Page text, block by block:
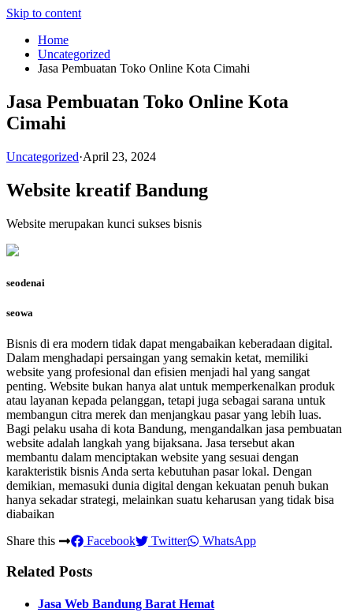
Skip to content
Home
Uncategorized
Jasa Pembuatan Toko Online Kota Cimahi
Jasa Pembuatan Toko Online Kota
Cimahi
Uncategorized·April 23, 2024
Website kreatif Bandung
Website merupakan kunci sukses bisnis
seodenai
seowa
Bisnis di era modern tidak dapat mengabaikan keberadaan digital.
Dalam menghadapi persaingan yang semakin ketat, memiliki
website yang profesional dan efisien menjadi hal yang sangat
penting. Website bukan hanya alat untuk memperkenalkan produk
atau layanan kepada pelanggan, tetapi juga sebagai sarana untuk
membangun citra merek dan menjangkau pasar yang lebih luas.
Bagi pelaku usaha di kota Bandung, mengandalkan jasa pembuatan
website adalah langkah yang bijaksana. Jasa tersebut akan
membantu dalam menciptakan website yang sesuai dengan
karakteristik bisnis Anda serta kebutuhan pasar lokal. Dengan
demikian, memasuki dunia digital dengan kekuatan penuh bukan
hanya sekadar strategi, melainkan suatu keharusan yang tidak bisa
diabaikan
Share this
Facebook Twitter WhatsApp
Related Posts
Jasa Web Bandung Barat Hemat